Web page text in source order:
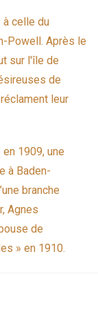
celle du
Powell. Après le
sur l'île de
de
leur
1909, une
à Baden-
branche
Agnes
de
» en 1910.